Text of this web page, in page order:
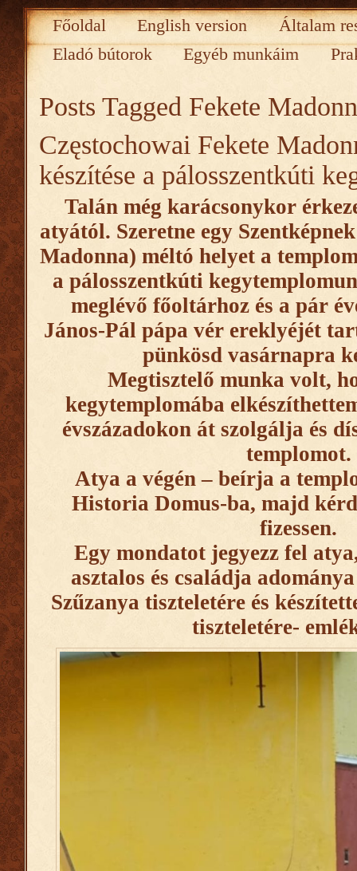
Főoldal English version
Általam
Eladó bútorok
Egyéb munkáim
Posts Tagged Fekete
Częstochowai Fekete
készítése a pálosszentkúti
Talán még karácsonykor
atyától. Szeretne egy
Madonna) méltó helyet a
a pálosszentkúti
meglévő főoltárhoz és a pár
János-Pál pápa vér ereklyéjét
pünkösd vasárnapra
Megtisztelő munka volt,
kegytemplomába
évszázadokon át szolgálja és
templomot.
Atya a végén – beírja a
Historia Domus-ba, majd
fizessen.
Egy mondatot jegyezz fel
asztalos és családja
Szűzanya tiszteletére és
tiszteletére-